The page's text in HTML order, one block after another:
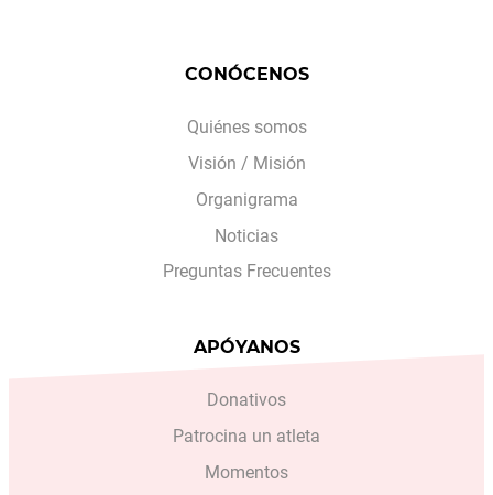
CONÓCENOS
Quiénes somos
Visión / Misión
Organigrama
Noticias
Preguntas Frecuentes
APÓYANOS
Donativos
Patrocina un atleta
Momentos